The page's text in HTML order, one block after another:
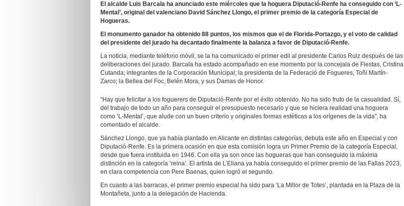
El alcalde Luis Barcala ha anunciado este miércoles que la hoguera Diputació-Renfe ha conseguido con ‘L-
Mental’, original del valenciano David Sánchez Llongo, el primer premio de la categoría Especial de
Hogueras.
El monumento ganador ha obtenido 88 puntos, los mismos que el de Florida-Portazgo, y el voto de calidad
del presidente del jurado ha decantado finalmente la balanza a favor de Diputació-Renfe.
La noticia, mediante teléfono móvil, se la ha comunicado el primer edil al presidente Carlos Ruiz después de las
deliberaciones del jurado. Barcala ha estado acompañado en ese momento por la concejala de Fiestas, Cristina
Cutanda; integrantes de la Corporación Municipal; la presidenta de la Federació de Fogueres, Toñi Martín-
Zarco; la Bellea del Foc, Belén Mora, y sus Damas de Honor.
“Hay que felicitar a los foguerers de Diputació-Renfe por el éxito obtenido. No ha sido fruto de la casualidad. Sí,
del trabajo de todo un año para conseguir el presupuesto necesario y que se hiciera realidad una hoguera
como ‘L-Mental’, que alude con un buen criterio y originales formas estéticas a los orígenes de la vida”, ha
comentado el alcalde.
Sánchez Llongo, que ya había plantado en Alicante en distintas categorías, debuta este año en Especial y con
Diputació-Renfe. Es la primera ocasión en que esta comisión logra un Primer Premio de la categoría Especial,
desde que fuera instituida en 1946. Con ella ya son once las hogueras que han conseguido la máxima
distinción en la categoría ‘reina’. El artista de L’Eliana ya había conseguido el primer premio de las Fallas 2023,
en clara competencia con Pere Baenas, quien logró el segundo.
En cuanto a las barracas, el primer premio especial ha sido para ‘La Millor de Totes’, plantada en la Plaza de la
Montañeta, junto a la delegación de Hacienda.